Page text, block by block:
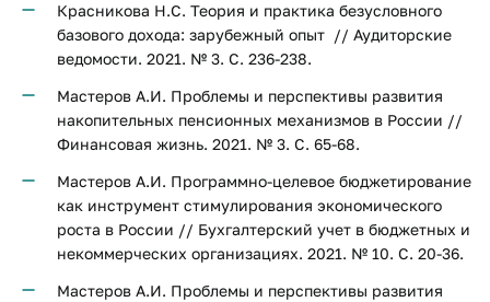
Красникова Н.С. Теория и практика безусловного
базового дохода: зарубежный опыт // Аудиторские
ведомости. 2021. № 3. С. 236-238.
Мастеров А.И. Проблемы и перспективы развития
накопительных пенсионных механизмов в России //
Финансовая жизнь. 2021. № 3. С. 65-68.
Мастеров А.И. Программно-целевое бюджетирование
как инструмент стимулирования экономического
роста в России // Бухгалтерский учет в бюджетных и
некоммерческих организациях. 2021. № 10. С. 20-36.
Мастеров А.И. Проблемы и перспективы развития